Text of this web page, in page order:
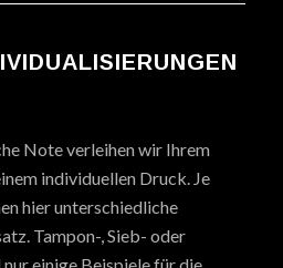
Note verleihen wir Ihrem
individuellen Druck. Je
hier unterschiedliche
Tampon-, Sieb- oder
einige Beispiele für die